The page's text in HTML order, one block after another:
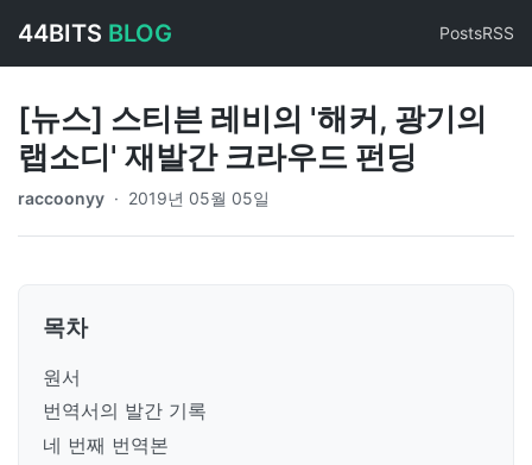
44BITS BLOG PostsRSS
[뉴스] 스티븐 레비의 '해커, 광기의
랩소디' 재발간 크라우드 펀딩
raccoonyy · 2019년 05월 05일
목차
원서
번역서의 발간 기록
네 번째 번역본